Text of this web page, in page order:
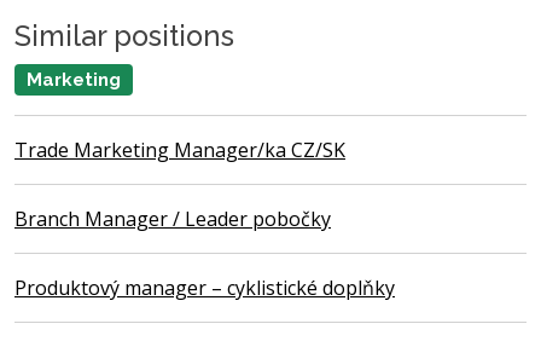
Similar positions
Marketing
Trade Marketing Manager/ka CZ/SK
Branch Manager / Leader pobočky
Produktový manager – cyklistické doplňky